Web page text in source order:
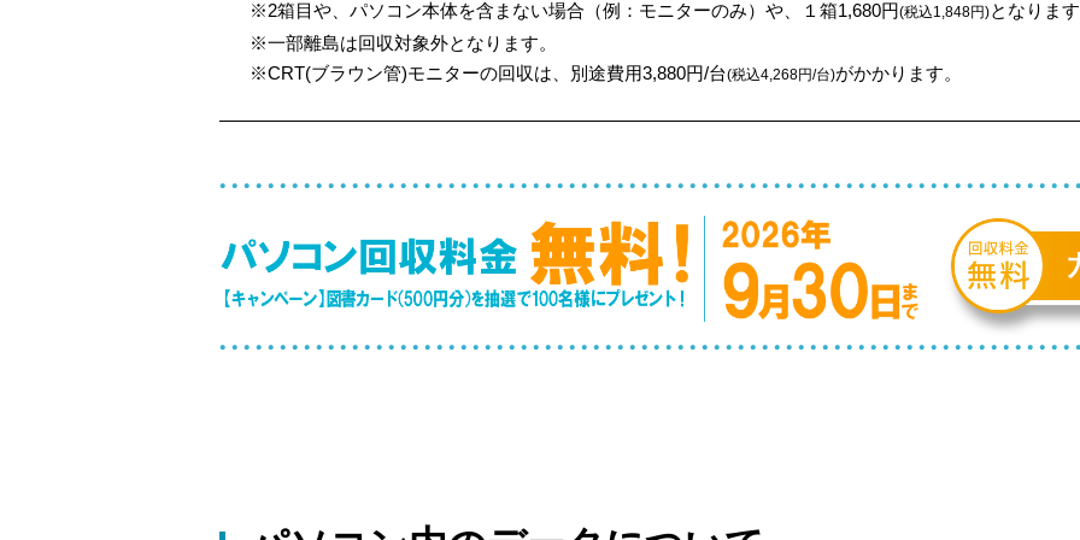
※2箱目や、パソコン本体を含まない場合（例：モニターのみ）や、１箱1,680円(税込1,848円)となりま
※一部離島は回収対象外となります。
※CRT(ブラウン管)モニターの回収は、別途費用3,880円/台(税込4,268円/台)がかかります。